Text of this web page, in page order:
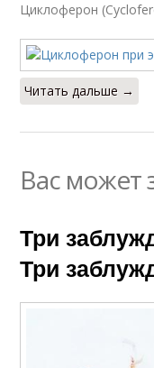
Циклоферон
Читать дальше →
Вас может
Три
Три